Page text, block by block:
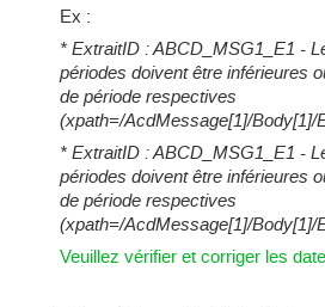
Ex :
* ExtraitID : ABCD_MSG1_E1 -
périodes doivent être inférieures
de période respectives
(xpath=/AcdMessage[1]/
* ExtraitID : ABCD_MSG1_E1 -
périodes doivent être inférieures
de période respectives
(xpath=/AcdMessage[1]/Body[1]/
Veuillez vérifier et corriger les